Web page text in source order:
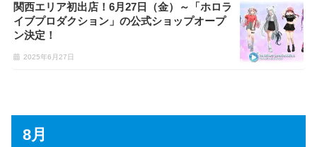
2025年6月27日
関西エリア初出店！6月27日（金）～「ホロラ
イブプロダクション」の公式ショップオープ
ン決定！
8月